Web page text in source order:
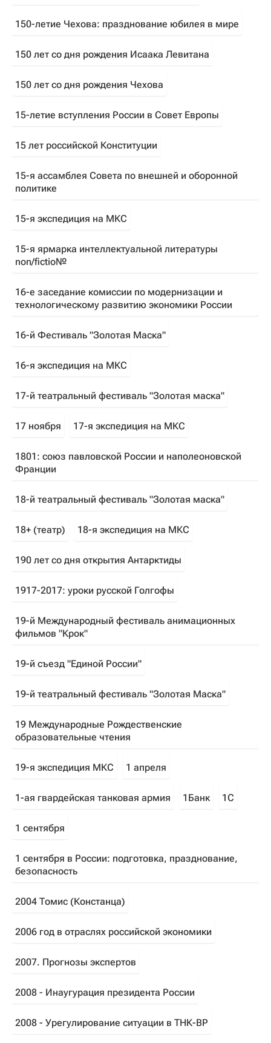
150-летие Чехова: празднование юбилея в мире
150 лет со дня рождения Исаака Левитана
150 лет со дня рождения Чехова
15-летие вступления России в Совет Европы
15 лет российской Конституции
15-я ассамблея Совета по внешней и оборонной
политике
15-я экспедиция на МКС
15-я ярмарка интеллектуальной литературы
non/fictio№
16-е заседание комиссии по модернизации и
технологическому развитию экономики России
16-й Фестиваль "Золотая Маска"
16-я экспедиция на МКС
17-й театральный фестиваль "Золотая маска"
17 ноября 17-я экспедиция на МКС
1801: союз павловской России и наполеоновской
Франции
18-й театральный фестиваль "Золотая маска"
18+ (театр) 18-я экспедиция на МКС
190 лет со дня открытия Антарктиды
1917-2017: уроки русской Голгофы
19-й Международный фестиваль анимационных
фильмов "Крок"
19-й съезд "Единой России"
19-й театральный фестиваль "Золотая Маска"
19 Международные Рождественские
образовательные чтения
19-я экспедиция МКС 1 апреля
1-ая гвардейская танковая армия 1Банк 1С
1 сентября
1 сентября в России: подготовка, празднование,
безопасность
2004 Томис (Констанца)
2006 год в отраслях российской экономики
2007. Прогнозы экспертов
2008 - Инаугурация президента России
2008 - Урегулирование ситуации в ТНК-ВР